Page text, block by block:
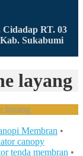
RT. 03
Sukabumi
layang
layang
Membran •
canopy
tenda membran •